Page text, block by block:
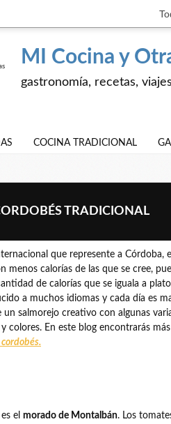
MI Cocina y
gastronomía, recetas,
COCINA TRADICIONAL
TRADICIONAL
que represente a Córdoba,
menos calorías de las que se cree,
de calorías que se iguala a
a muchos idiomas y cada día es
un salmorejo creativo con algunas
colores. En este blog encontrarás
es el morado de Montalbán. Los